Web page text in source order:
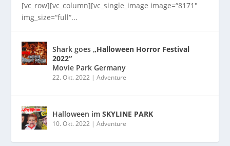
[vc_row][vc_column][vc_single_image image=“8171″
img_size=“full“...
Shark goes„Halloween Horror Festival
2022“
Movie Park Germany
22. Okt. 2022 |Adventure
Halloween imSKYLINE PARK
10. Okt. 2022 |Adventure